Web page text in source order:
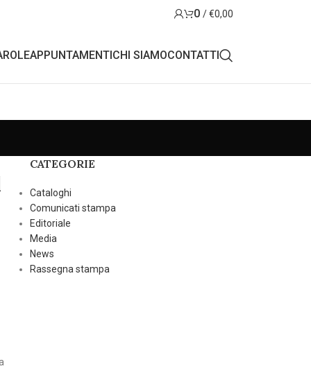
0 /€0,00
APPUNTAMENTICHI SIAMOCONTATTI
CATEGORIE
Cataloghi
Comunicati stampa
Editoriale
Media
News
Rassegna stampa